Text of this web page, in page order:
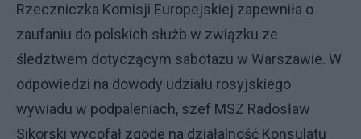
Rzeczniczka Komisji Europejskiej zapewniła o
zaufaniu do polskich służb w związku ze
śledztwem dotyczącym sabotażu w Warszawie. W
odpowiedzi na dowody udziału rosyjskiego
wywiadu w podpaleniach, szef MSZ Radosław
Sikorski wycofał zgodę na działalność Konsulatu